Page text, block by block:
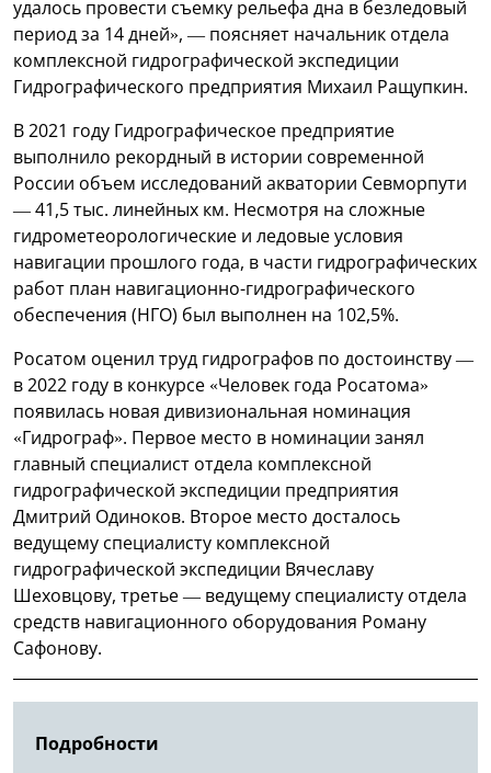
удалось провести съемку рельефа дна в безледовый
период за 14 дней», — поясняет начальник отдела
комплексной гидрографической экспедиции
Гидрографического предприятия Михаил Ращупкин.
В 2021 году Гидрографическое предприятие
выполнило рекордный в истории современной
России объем исследований акватории Севморпути
— 41,5 тыс. линейных км. Несмотря на сложные
гидрометеорологические и ледовые условия
навигации прошлого года, в части гидрографических
работ план навигационно-гидрографического
обеспечения (НГО) был выполнен на 102,5%.
Росатом оценил труд гидрографов по достоинству —
в 2022 году в конкурсе «Человек года Росатома»
появилась новая дивизиональная номинация
«Гидрограф». Первое место в номинации занял
главный специалист отдела комплексной
гидрографической экспедиции предприятия
Дмитрий Одиноков. Второе место досталось
ведущему специалисту комплексной
гидрографической экспедиции Вячеславу
Шеховцову, третье — ведущему специалисту отдела
средств навигационного оборудования Роману
Сафонову.
Подробности